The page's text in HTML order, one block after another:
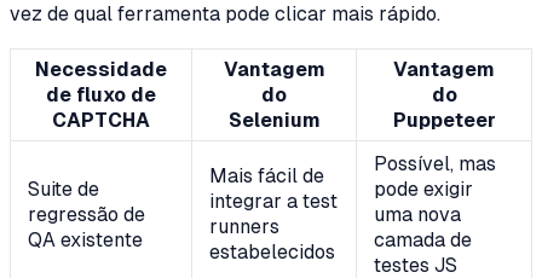
vez de qual ferramenta pode clicar mais rápido.
Necessidade
de fluxo de
CAPTCHA
Vantagem
do
Selenium
Vantagem
do
Puppeteer
Suite de
regressão de
QA existente
Mais fácil de
integrar a test
runners
estabelecidos
Possível, mas
pode exigir
uma nova
camada de
testes JS